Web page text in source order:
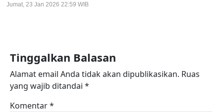
Jumat, 23 Jan 2026 22:59 WIB
Tinggalkan Balasan
Alamat email Anda tidak akan dipublikasikan. Ruas
yang wajib ditandai *
Komentar*